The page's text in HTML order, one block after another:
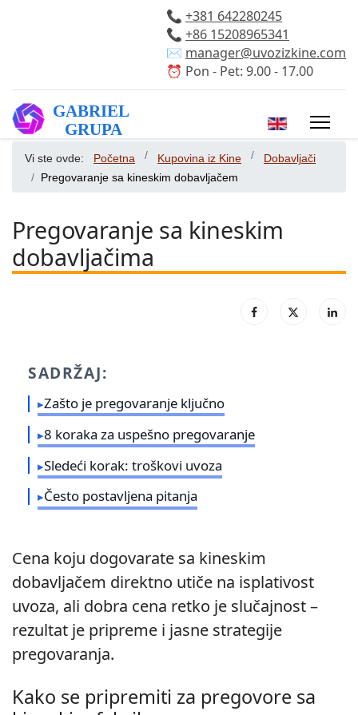
📞 +381 642280245
📞 +86 15208965341
✉️ manager@uvozizkine.com
⏰ Pon - Pet: 9.00 - 17.00
Izaberite vaš
Vi ste ovde: Početna Kupovina iz Kine
Dobavljači
Pregovaranje sa kineskim dobavljačem
Pregovaranje sa kineskim
dobavljačima
SADRŽAJ:
Zašto je pregovaranje ključno
8 koraka za uspešno pregovaranje
Sledeći korak: troškovi uvoza
Često postavljena pitanja
Cena koju dogovarate sa kineskim
dobavljačem direktno utiče na isplativost
uvoza, ali dobra cena retko je slučajnost –
rezultat je pripreme i jasne strategije
pregovaranja.
Kako se pripremiti za pregovore sa